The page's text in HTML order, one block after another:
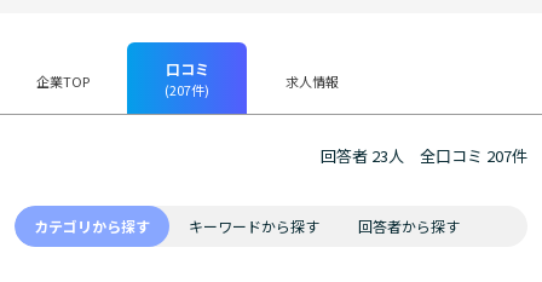
企業TOP
口コミ
(207件) 求人情報
回答者 23人 全口コミ 207件
カテゴリから探す キーワードから探す 回答者から探す